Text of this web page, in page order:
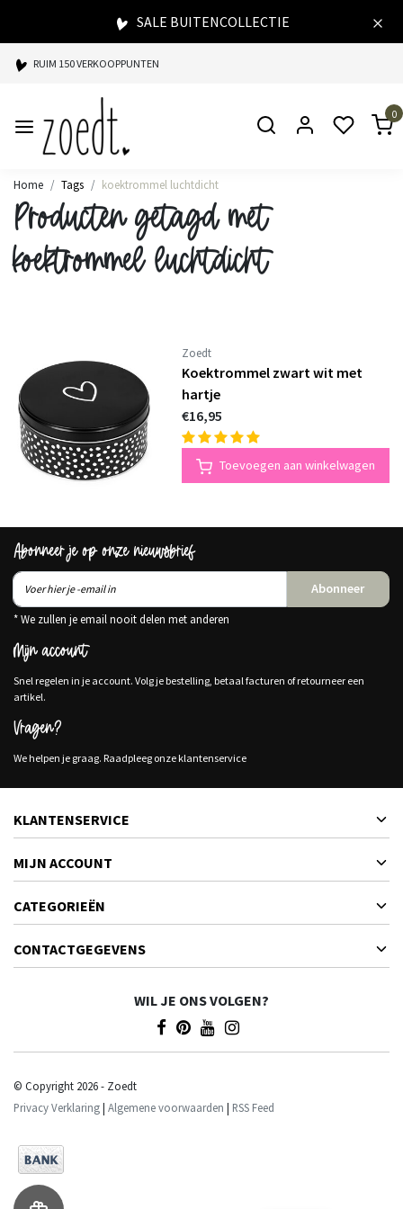
SALE BUITENCOLLECTIE
RUIM 150 VERKOOPPUNTEN
SPAARPUNTEN BIJ ELKE AANKOOP
SNELLE LEVERING
0
Home Tags koektrommel luchtdicht
Producten getagd met
koektrommel luchtdicht
Zoedt
Koektrommel zwart wit met
hartje
€16,95
Toevoegen aan winkelwagen
Abonneer je op onze nieuwsbrief
Abonneer
* We zullen je email nooit delen met anderen
Mijn account
Snel regelen in je account. Volg je bestelling, betaal facturen of retourneer een
artikel.
Vragen?
We helpen je graag. Raadpleeg onze klantenservice
KLANTENSERVICE
MIJN ACCOUNT
CATEGORIEËN
CONTACTGEGEVENS
WIL JE ONS VOLGEN?
© Copyright 2026 - Zoedt
Privacy Verklaring| Algemene voorwaarden | RSS Feed